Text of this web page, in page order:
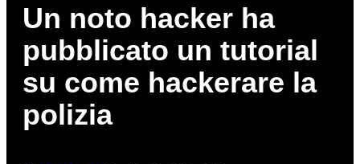
Un noto hacker ha
pubblicato un tutorial
su come hackerare la
polizia